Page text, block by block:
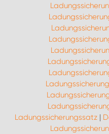
Ladungssicherungssatz |